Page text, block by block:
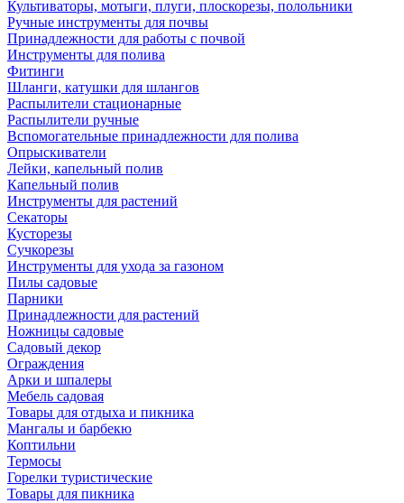
Культиваторы, мотыги, плуги, плоскорезы, полольники
Ручные инструменты для почвы
Принадлежности для работы с почвой
Инструменты для полива
Фитинги
Шланги, катушки для шлангов
Распылители стационарные
Распылители ручные
Вспомогательные принадлежности для полива
Опрыскиватели
Лейки, капельный полив
Капельный полив
Инструменты для растений
Секаторы
Кусторезы
Сучкорезы
Инструменты для ухода за газоном
Пилы садовые
Парники
Принадлежности для растений
Ножницы садовые
Садовый декор
Ограждения
Арки и шпалеры
Мебель садовая
Товары для отдыха и пикника
Мангалы и барбекю
Коптильни
Термосы
Горелки туристические
Товары для пикника